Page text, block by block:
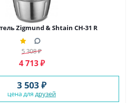
Zigmund & Shtain CH-31 R
5 308₽
4 713₽
3 503 ₽
цена для друзей